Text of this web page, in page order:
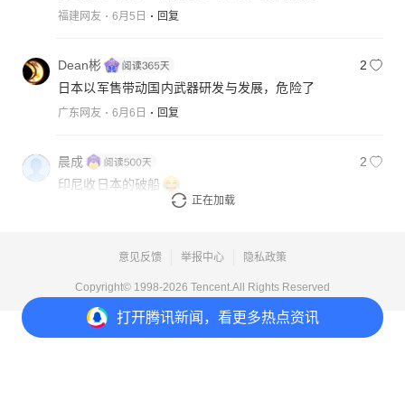
打开腾讯新闻，看更多热点资讯
福建网友 6月5日 回复
Dean彬
2
日本以军售带动国内武器研发与发展，危险了
广东网友 6月6日 回复
晨成
2
印尼收日本的破船
回复
正在加载
意见反馈 举报中心 隐私政策
Copyright© 1998-2026 Tencent.All Rights Reserved